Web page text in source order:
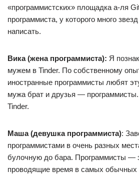
«программистских» площадка а-ля
программиста, у которого много
написать.
Вика (жена программиста): Я
мужем в Tinder. По собственному
иностранные программисты любят
мужа брат и друзья —
Tinder.
Маша (девушка программиста):
программистами в очень разных
булочную до бара. Программисты —
проводящие время в самых обычных